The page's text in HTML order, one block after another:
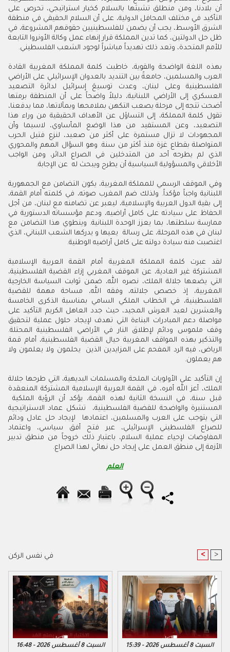
أن بلادنا، ومن منطلق تشبثها بالسلام كخيار استراتيجي، تحرص على
التأكيد في مختلف المحافل الدولية، على أن السلام الحقيقي في منطقة
الشرق الأوسط، يجب أن يضمن للفلسطينيين حقوقهم المشروعة، في
ظل حل الدولتين، كما تدين المملكة قرار إنهاء عمل وكالة الأونروا التابعة
للأمم المتحدة، وتعد ذلك تهديداً مباشراً لوجود الشعب الفلسطيني.
بهذه اللغة الواضحة والقوية، خاطبت كلمة المملكة المغربية القادة
العرب والمسلمين، جامعةً بين التنديد بالعدوان الإسرائيلي على الأراضي
الفلسطينية وعلى لبنان، وعدت توسيعَ إسرائيل لدائرة التصعيد
العسكري إلى الأراضي اللبنانية، دليلاً واضحاً على أن المنطقة برمتها
أضحت تتجه إلى مرحلة يصعب التكهن بملامحها وبمآلاتها، مما يدفعنا،
تقول كلمة المملكة، إلى التساؤل عن الأهداف الحقيقية من وراء هذا
التصعيد، وعن المستفيد من هذا الوضع المأساوي، لاسيما وأن
المجهودات لا تزال مستمرة على أكثر من صعيد، لنزع فتيل الحرب
المتواصلة بقطاع غزة منذ أكثر من سنة. وهو السؤال المهم والمحوري
الذي لم يطرحه أحد من المتدخلين في الصراع الدائر، ومن الواجب
الأخلاقي والمسؤولية السياسية أن يطرح ويبحث له عن الإجابة.
وفي الموقف الرسمي للمملكة المغربية، يكون التضامن مع الجمهورية
اللبنانية واجباً مؤكداً. ولذلك ضم المغرب صوته، في كلمته أمام القمة،
إلى بقية الدول العربية والإسلامية، ليعبر عن تضامنه مع لبنان، من أجل
الحفاظ على سيادته على كامل أراضيه، ودعم مؤسساته الدستورية في
ممارسة سلطتها، بما يعزز الوحدة اللبنانية. وينطوي هذا التضامن مع
لبنان في هذه المرحلة، على رسالة يعيها و يدركها الشعب اللبناني، الذي
اغتصبت منه سيادة دولته على كامل أراضيه الوطنية.
لقد عبرت كلمة المملكة المغربية أمام القمة العربية الإسلامية
المشتركة غير العادية، عن الموقف المغربي إزاء القضية الفلسطينية،
التي يضعها جلالة الملك، نصره الله، ضمن ثوابت السياسة الخارجية
المغربية، إذ خصص جلالته، وفقه الله، مساحة مهمة للقضية
الفلسطينية، في الخطاب الملكي السامي بمناسبة الذكرى الخامسة
والعشرين لعيد العرش المجيد، حيث جدد العاهل الكريم التأكيد على
مواصلة دعم المبادرات البناءة التي تهدف لإيجاد حلول عملية لتحقيق
وقف ملموس ودائم لإطلاق النار في الأراضي الفلسطينية المحتلة.
والتذكير بهذه المواقف المغربية حيال القضية الفلسطينية، أمام قمة
الرياض، فيه الرد المفحم على المزايدين الذين يحلمون ولا يعلمون ولا
هم يعملون.
إن التأكيد على الأولويات الملحة والمسلمات البديهية، التي طرحها جلالة
الملك، أعز الله أمره، في القمة العربية الإسلامية المشتركة المنعقدة
قبل سنة، في النسخة الثانية لهذه القمة، يؤكد أن الرؤية الملكية
المستنيرة والواضحة للقضية الفلسطينية، تشكل عماد الاستراتيجية
التي يتوجب على العرب والمسلمين، اعتمادها لإيجاد حل عادل ودائم
للصراع الفلسطيني الإسرائيلي، عبر فتح أفق سياسي، واعتماد
المفاوضات لإحياء عملية السلام، باعتبار ذلك خروجاً من منطق تدبير
الأزمة إلى منطق العمل على إيجاد حل نهائي لهذا الصراع.
العلم
في نفس الركن < >
السبت 8 أغسطس 2026 - 16:48 السبت 8 أغسطس 2026 - 15:39